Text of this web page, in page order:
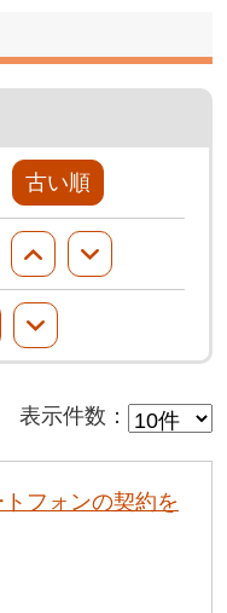
古い順
表示件数 ：
フォンの契約を